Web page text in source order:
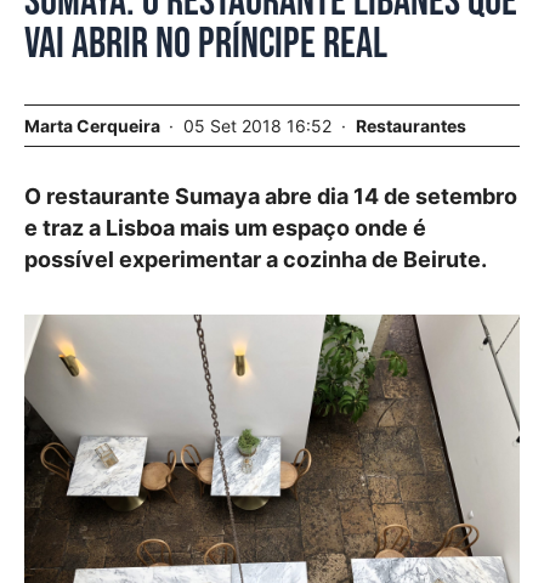
vai abrir no Príncipe Real
Marta Cerqueira 05 Set 2018 16:52 Restaurantes
O restaurante Sumaya abre dia 14 de setembro
e traz a Lisboa mais um espaço onde é
possível experimentar a cozinha de Beirute.